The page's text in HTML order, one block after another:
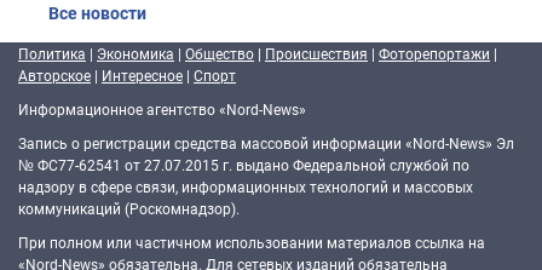
Все новости
Политика | Экономика | Общество | Происшествия | Фоторепортажи |
Авторское | Интересное | Спорт
Информационное агентство «Nord-News»
Запись о регистрации средства массовой информации «Nord-News» Эл
№ ФС77-62541 от 27.07.2015 г. выдано Федеральной службой по
надзору в сфере связи, информационных технологий и массовых
коммуникаций (Роскомнадзор).
При полном или частичном использовании материалов ссылка на
«Nord-News» обязательна. Для сетевых изданий обязательна